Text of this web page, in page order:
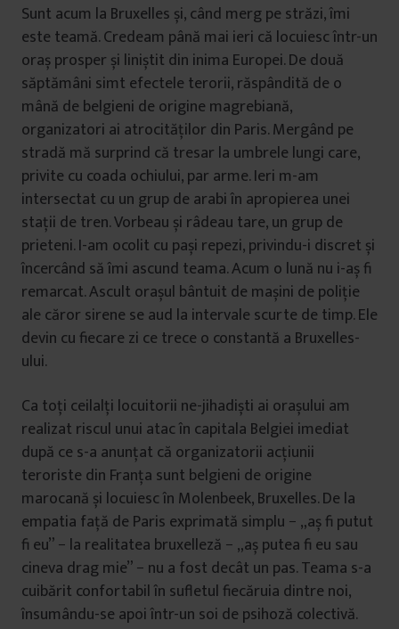
Sunt acum la Bruxelles și, când merg pe străzi, îmi
este teamă. Credeam până mai ieri că locuiesc într-un
oraș prosper și liniștit din inima Europei. De două
săptămâni simt efectele terorii, răspândită de o
mână de belgieni de origine magrebiană,
organizatori ai atrocităților din Paris. Mergând pe
stradă mă surprind că tresar la umbrele lungi care,
privite cu coada ochiului, par arme. Ieri m-am
intersectat cu un grup de arabi în apropierea unei
stații de tren. Vorbeau și râdeau tare, un grup de
prieteni. I-am ocolit cu pași repezi, privindu-i discret și
încercând să îmi ascund teama. Acum o lună nu i-aș fi
remarcat. Ascult orașul bântuit de mașini de poliție
ale căror sirene se aud la intervale scurte de timp. Ele
devin cu fiecare zi ce trece o constantă a Bruxelles-
ului.
Ca toți ceilalți locuitorii ne-jihadiști ai orașului am
realizat riscul unui atac în capitala Belgiei imediat
după ce s-a anunțat că organizatorii acțiunii
teroriste din Franța sunt belgieni de origine
marocană și locuiesc în Molenbeek, Bruxelles. De la
empatia față de Paris exprimată simplu − „aș fi putut
fi eu” − la realitatea bruxelleză − „aș putea fi eu sau
cineva drag mie” − nu a fost decât un pas. Teama s-a
cuibărit confortabil în sufletul fiecăruia dintre noi,
însumându-se apoi într-un soi de psihoză colectivă.